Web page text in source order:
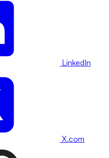
LinkedIn
X.com